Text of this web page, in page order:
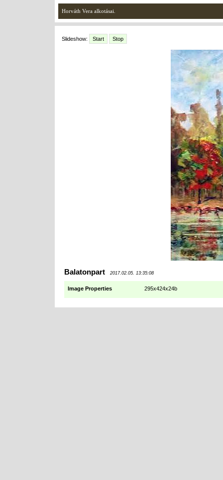
Horváth Vera alkotásai.
Slideshow: Start Stop
Balatonpart 2017.02.05. 13:35:08
Image Properties 295x424x24b